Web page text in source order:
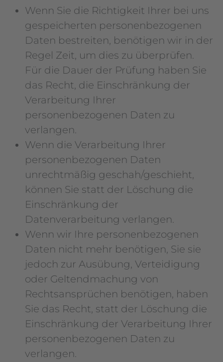
Wenn Sie die Richtigkeit Ihrer bei uns
gespeicherten personenbezogenen
Daten bestreiten, benötigen wir in der
Regel Zeit, um dies zu überprüfen.
Für die Dauer der Prüfung haben Sie
das Recht, die Einschränkung der
Verarbeitung Ihrer
personenbezogenen Daten zu
verlangen.
Wenn die Verarbeitung Ihrer
personenbezogenen Daten
unrechtmäßig geschah/geschieht,
können Sie statt der Löschung die
Einschränkung der
Datenverarbeitung verlangen.
Wenn wir Ihre personenbezogenen
Daten nicht mehr benötigen, Sie sie
jedoch zur Ausübung, Verteidigung
oder Geltendmachung von
Rechtsansprüchen benötigen, haben
Sie das Recht, statt der Löschung die
Einschränkung der Verarbeitung Ihrer
personenbezogenen Daten zu
verlangen.